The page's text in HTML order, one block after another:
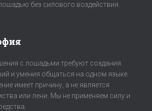
без силового воздействия.
с лошадьми требуют создания
и умения общаться на одном языке.
имеет причину, а не является
или лени. Мы не применяем силу и